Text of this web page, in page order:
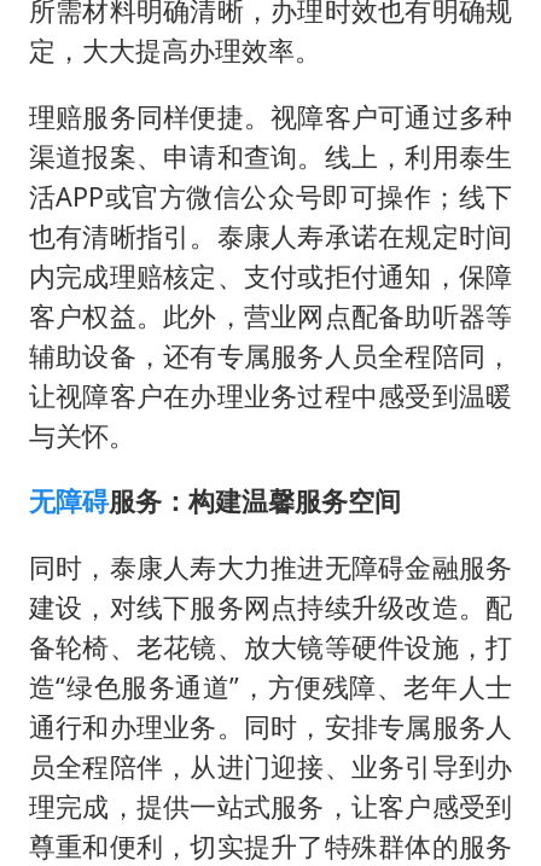
所需材料明确清晰，办理时效也有明确规
定，大大提高办理效率。
理赔服务同样便捷。视障客户可通过多种
渠道报案、申请和查询。线上，利用泰生
活APP或官方微信公众号即可操作；线下
也有清晰指引。泰康人寿承诺在规定时间
内完成理赔核定、支付或拒付通知，保障
客户权益。此外，营业网点配备助听器等
辅助设备，还有专属服务人员全程陪同，
让视障客户在办理业务过程中感受到温暖
与关怀。
无障碍服务：构建温馨服务空间
同时，泰康人寿大力推进无障碍金融服务
建设，对线下服务网点持续升级改造。配
备轮椅、老花镜、放大镜等硬件设施，打
造“绿色服务通道”，方便残障、老年人士
通行和办理业务。同时，安排专属服务人
员全程陪伴，从进门迎接、业务引导到办
理完成，提供一站式服务，让客户感受到
尊重和便利，切实提升了特殊群体的服务